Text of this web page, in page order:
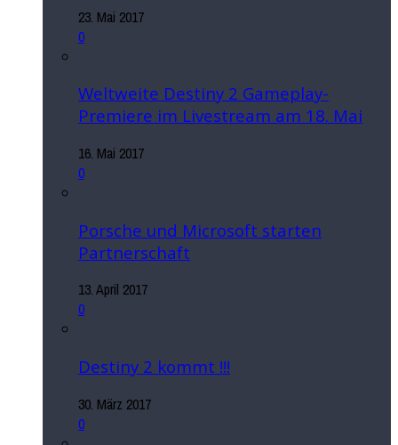
23. Mai 2017
0
Weltweite Destiny 2 Gameplay-
Premiere im Livestream am 18. Mai
16. Mai 2017
0
Porsche und Microsoft starten
Partnerschaft
13. April 2017
0
Destiny 2 kommt !!!
30. März 2017
0